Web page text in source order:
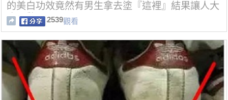
的美白功效竟然有男生拿去塗『這裡』結果讓人大
吃ㄧ驚！2539觀看